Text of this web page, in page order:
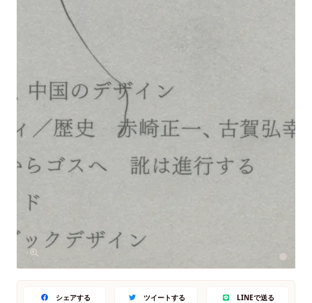
シェアする ツイートする LINEで送る